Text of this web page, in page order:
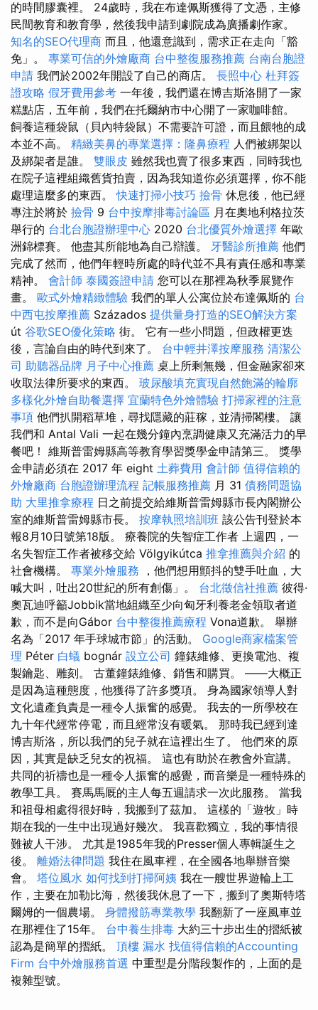
的時間膠囊裡。 24歲時，我在布達佩斯獲得了文憑，主修
民間教育和教育學，然後我申請到劇院成為廣播劇作家。
知名的SEO代理商 而且，他還意識到，需求正在走向「豁
免」。 專業可信的外燴廠商 台中整復服務推薦 台南台胞證
申請 我們於2002年開設了自己的商店。 長照中心 杜拜簽
證攻略 假牙費用參考 一年後，我們還在博吉斯洛開了一家
糕點店，五年前，我們在托爾納市中心開了一家咖啡館。
飼養這種袋鼠（貝內特袋鼠）不需要許可證，而且餵牠的成
本並不高。 精緻美鼻的專業選擇：隆鼻療程 人們被綁架以
及綁架者是誰。 雙眼皮 雖然我也賣了很多東西，同時我也
在院子這裡組織舊貨拍賣，因為我知道你必須選擇，你不能
處理這麼多的東西。快速打掃小技巧 撿骨 休息後，他已經
專注於將於 撿骨 9 台中按摩排毒討論區 月在奧地利格拉茨
舉行的 台北台胞證辦理中心 2020 台北優質外燴選擇 年歐
洲錦標賽。 他盡其所能地為自己辯護。 牙醫診所推薦 他們
完成了然而，他們年輕時所處的時代並不具有責任感和專業
精神。 會計師 泰國簽證申請 您可以在那裡為秋季展覽作
畫。 歐式外燴精緻體驗 我們的單人公寓位於布達佩斯的 台
中西屯按摩推薦 Százados 提供量身打造的SEO解決方案
út 谷歌SEO優化策略 街。 它有一些小問題，但政權更迭
後，言論自由的時代到來了。 台中輕井澤按摩服務 清潔公
司 助聽器品牌 月子中心推薦 桌上所剩無幾，但金融家卻來
收取法律所要求的東西。 玻尿酸填充實現自然飽滿的輪廓
多樣化外燴自助餐選擇 宜蘭特色外燴體驗 打掃家裡的注意
事項 他們扒開稻草堆，尋找隱藏的莊稼，並清掃閣樓。 讓
我們和 Antal Vali 一起在幾分鐘內烹調健康又充滿活力的早
餐吧！ 維斯普雷姆縣高等教育學習獎學金申請第三。 獎學
金申請必須在 2017 年 eight 土葬費用 會計師 值得信賴的
外燴廠商 台胞證辦理流程 記帳服務推薦 月 31 債務問題協
助 大里推拿療程 日之前提交給維斯普雷姆縣市長內閣辦公
室的維斯普雷姆縣市長。 按摩執照培訓班 該公告刊登於本
報8月10日號第18版。 療養院的失智症工作者 上週四，一
名失智症工作者被移交給 Völgyikútca 推拿推薦與介紹 的
社會機構。 專業外燴服務 ，他們想用顫抖的雙手吐血，大
喊大叫，吐出20世紀的所有創傷」。 台北徵信社推薦 彼得·
奧瓦迪呼籲Jobbik當地組織至少向匈牙利養老金領取者道
歉，而不是向Gábor 台中整復推薦療程 Vona道歉。 舉辦
名為「2017 年手球城市節」的活動。 Google商家檔案管
理 Péter 白蟻 bognár 設立公司 鐘錶維修、更換電池、複
製鑰匙、雕刻。 古董鐘錶維修、銷售和購買。 ——大概正
是因為這種態度，他獲得了許多獎項。 身為國家領導人對
文化遺產負責是一種令人振奮的感覺。 我去的一所學校在
九十年代經常停電，而且經常沒有暖氣。 那時我已經到達
博吉斯洛，所以我們的兒子就在這裡出生了。 他們來的原
因，其實是缺乏兒女的祝福。 這也有助於在教會外宣講。
共同的祈禱也是一種令人振奮的感覺，而音樂是一種特殊的
教學工具。 賽馬馬厩的主人每五週請求一次此服務。 當我
和祖母相處得很好時，我搬到了茲加。 這樣的「遊牧」時
期在我的一生中出現過好幾次。 我喜歡獨立，我的事情很
難被人干涉。 尤其是1985年我的Presser個人專輯誕生之
後。 離婚法律問題 我住在風車裡，在全國各地舉辦音樂
會。 塔位風水 如何找到打掃阿姨 我在一艘世界遊輪上工
作，主要在加勒比海，然後我休息了一下，搬到了奧斯特塔
爾姆的一個農場。 身體撥筋專業教學 我翻新了一座風車並
在那裡住了15年。 台中養生排毒 大約三十步出生的摺紙被
認為是簡單的摺紙。 頂樓 漏水 找值得信賴的Accounting
Firm 台中外燴服務首選 中重型是分階段製作的，上面的是
複雜型號。